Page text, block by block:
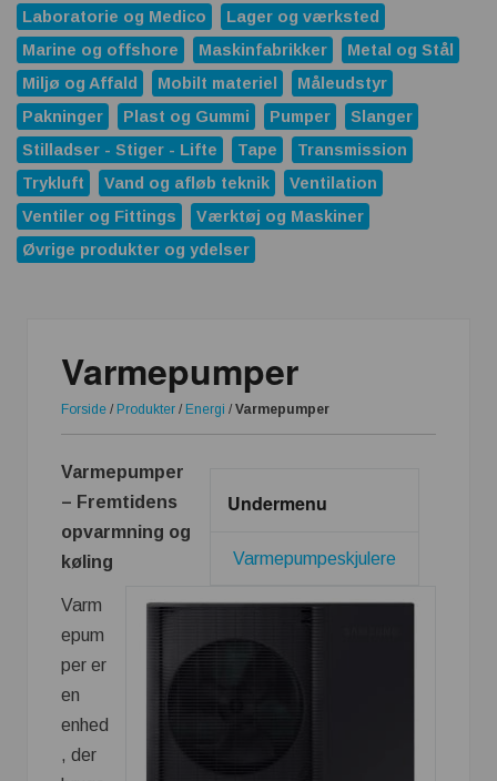
Laboratorie og Medico
Lager og værksted
Marine og offshore
Maskinfabrikker
Metal og Stål
Miljø og Affald
Mobilt materiel
Måleudstyr
Pakninger
Plast og Gummi Pumper
Slanger
Stilladser - Stiger - Lifte
Tape
Transmission
Trykluft
Vand og afløb teknik
Ventilation
Ventiler og Fittings
Værktøj og Maskiner
Øvrige produkter og ydelser
Varmepumper
Forside / Produkter / Energi / Varmepumper
Undermenu
Varmepumpeskjulere
Varmepumper
– Fremtidens
opvarmning og
køling
Varm
epum
per er
en
enhed
, der